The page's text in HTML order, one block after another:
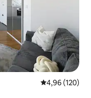
Средна
4,96 (120)